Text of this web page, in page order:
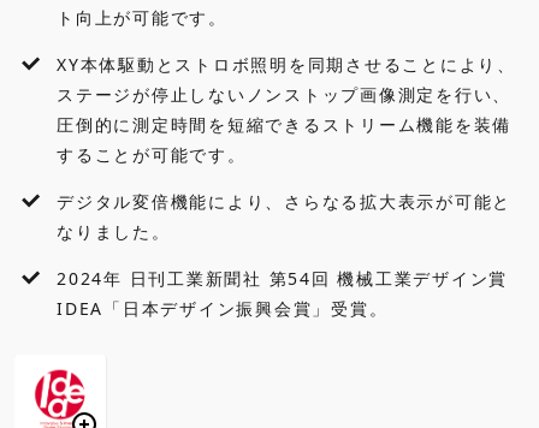
ト向上が可能です。
XY本体駆動とストロボ照明を同期させることにより、
ステージが停止しないノンストップ画像測定を行い、
圧倒的に測定時間を短縮できるストリーム機能を装備
することが可能です。
デジタル変倍機能により、さらなる拡大表示が可能と
なりました。
2024年 日刊工業新聞社 第54回 機械工業デザイン賞
IDEA「日本デザイン振興会賞」受賞。